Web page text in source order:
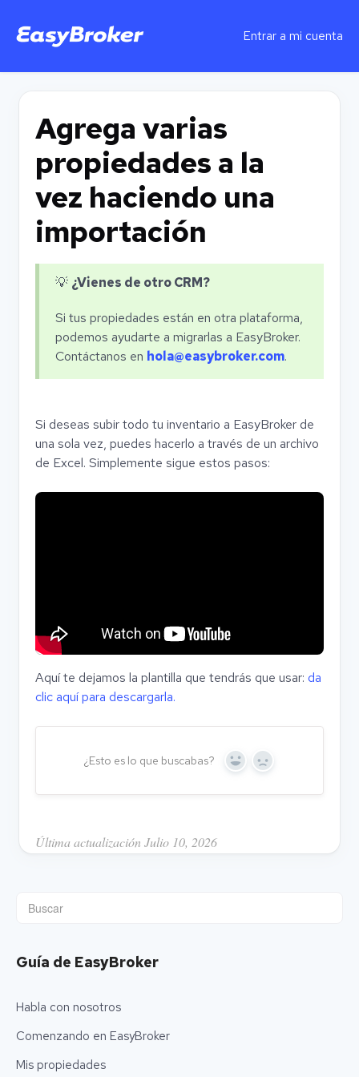
Entrar a mi cuenta
Agrega varias
propiedades a la
vez haciendo una
importación
💡 ¿Vienes de otro CRM?
Si tus propiedades están en otra plataforma,
podemos ayudarte a migrarlas a EasyBroker.
Contáctanos en hola@easybroker.com.
Si deseas subir todo tu inventario a EasyBroker de
una sola vez, puedes hacerlo a través de un archivo
de Excel. Simplemente sigue estos pasos:
Aquí te dejamos la plantilla que tendrás que usar: da
clic aquí para descargarla.
¿Esto es lo que buscabas?
Y
s
N
Última actualización Julio 10, 2026
Guía de EasyBroker
Habla con nosotros
Comenzando en EasyBroker
Mis propiedades